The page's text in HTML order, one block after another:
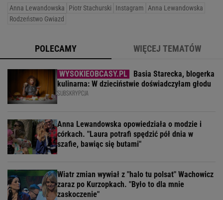
Anna Lewandowska Piotr Stachurski Instagram
Anna Lewandowska
Rodzeństwo Gwiazd
POLECAMY WIĘCEJ TEMATÓW
Basia Starecka, blogerka
kulinarna: W dzieciństwie doświadczyłam głodu
SUBSKRYPCJA
Anna Lewandowska opowiedziała o modzie i
córkach. "Laura potrafi spędzić pół dnia w
szafie, bawiąc się butami"
Wiatr zmian wywiał z "halo tu polsat" Wachowicz
zaraz po Kurzopkach. "Było to dla mnie
zaskoczenie"